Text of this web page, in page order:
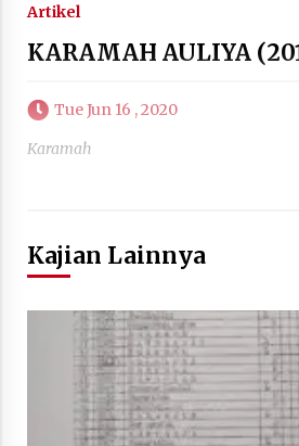
Artikel
KARAMAH AULIYA
Tue Jun 16 , 2020
Karamah
Kajian Lainnya